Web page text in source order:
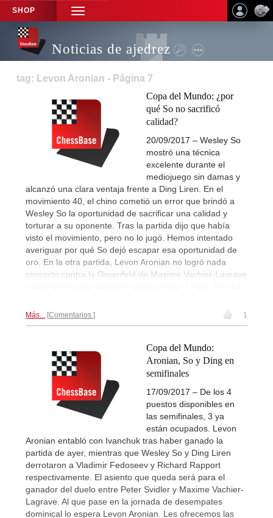
SHOP
TOGGLE
NAVIGATION
Noticias de ajedrez
tag: Levon Aronian - Página 7
Copa del Mundo: ¿por
qué So no sacrificó
calidad?
20/09/2017 – Wesley So
mostró una técnica
excelente durante el
mediojuego sin damas y
alcanzó una clara ventaja frente a Ding Liren. En el
movimiento 40, el chino cometió un error que brindó a
Wesley So la oportunidad de sacrificar una calidad y
torturar a su oponente. Tras la partida dijo que había
visto el movimiento, pero no lo jugó. Hemos intentado
averiguar por qué So dejó escapar esa oportunidad de
oro. En la otra partida, Levon Aronian no logró nada
concreto contra la Gruenfeld de Maxime Vachier-Lagrave
Más... Comentarios 1
Copa del Mundo:
Aronian, So y Ding en
semifinales
17/09/2017 – De los 4
puestos disponibles en
las semifinales, 3 ya
están ocupados. Levon
Aronian entabló con Ivanchuk tras haber ganado la
partida de ayer, mientras que Wesley So y Ding Liren
derrotaron a Vladimir Fedoseev y Richard Rapport
respectivamente. El asiento que queda será para el
ganador del duelo entre Peter Svidler y Maxime Vachier-
Lagrave. Al que pase en la jornada de desempates
dominical lo espera Levon Aronian. Les ofrecemos las